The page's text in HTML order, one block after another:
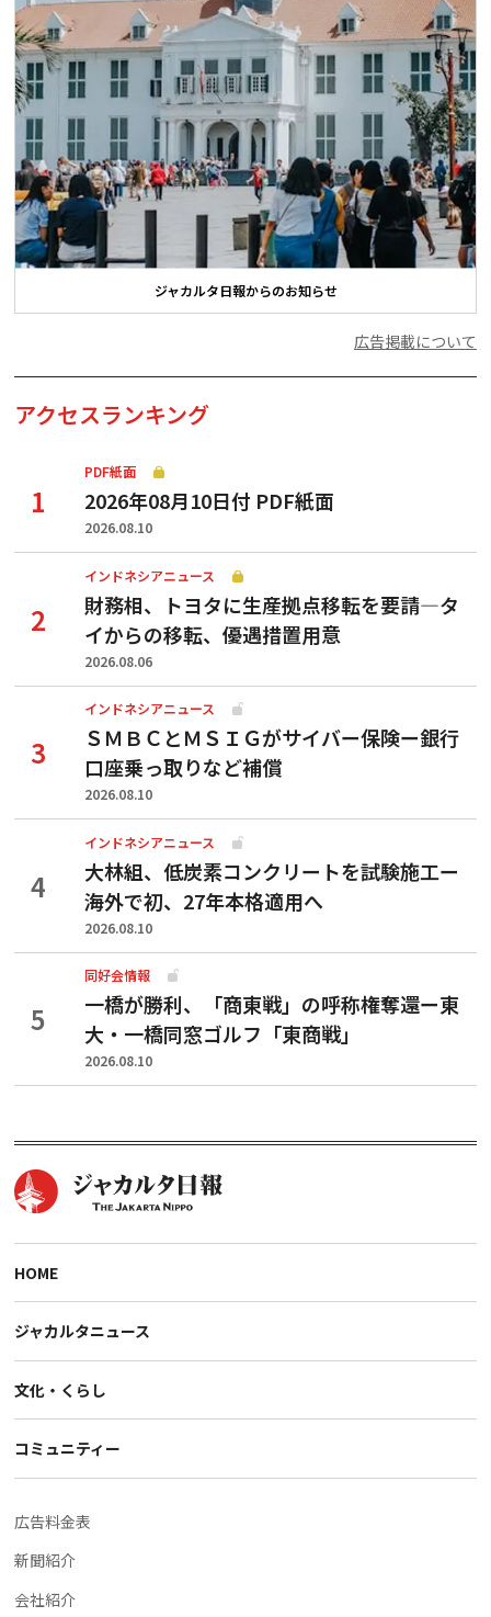
ジャカルタ日報からのお知らせ
広告掲載について
アクセスランキング
PDF紙面
2026年08月10日付 PDF紙面
2026.08.10
インドネシアニュース
財務相、トヨタに生産拠点移転を要請—タ
イからの移転、優遇措置用意
2026.08.06
インドネシアニュース
ＳＭＢＣとＭＳＩＧがサイバー保険ー銀行
口座乗っ取りなど補償
2026.08.10
インドネシアニュース
大林組、低炭素コンクリートを試験施工ー
海外で初、27年本格適用へ
2026.08.10
同好会情報
一橋が勝利、「商東戦」の呼称権奪還ー東
大・一橋同窓ゴルフ「東商戦」
2026.08.10
HOME
ジャカルタニュース
文化・くらし
コミュニティー
広告料金表
新聞紹介
会社紹介